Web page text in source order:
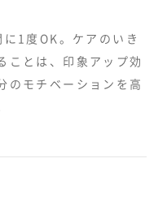
1度OK。ケアのいき
ことは、印象アップ効
のモチベーションを高